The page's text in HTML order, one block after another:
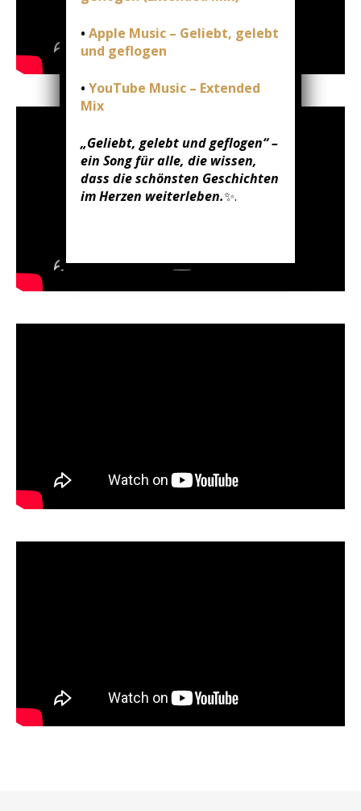
• Apple Music – Geliebt, gelebt
und geflogen
• YouTube Music – Extended
Mix
„Geliebt, gelebt und geflogen“ –
ein Song für alle, die wissen,
dass die schönsten Geschichten
im Herzen weiterleben.✨.